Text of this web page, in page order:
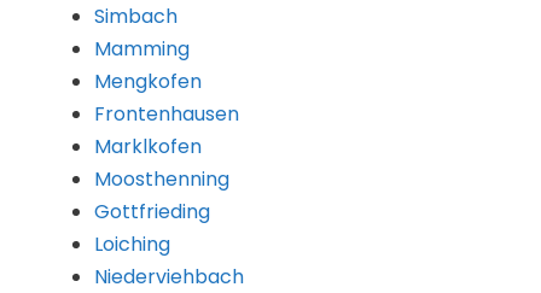
Simbach
Mamming
Mengkofen
Frontenhausen
Marklkofen
Moosthenning
Gottfrieding
Loiching
Niederviehbach